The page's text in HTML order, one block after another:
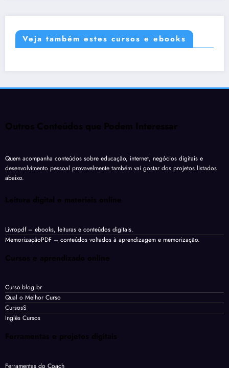
Veja também estes cursos e ebooks
Outros Conteúdos que Podem Interessar
Quem acompanha conteúdos sobre educação, internet, negócios digitais e
desenvolvimento pessoal provavelmente também vai gostar dos projetos listados
abaixo.
Leitura digital e materiais online
Livropdf– ebooks, leituras e conteúdos digitais.
MemorizaçãoPDF – conteúdos voltados à aprendizagem e memorização.
Cursos e aprendizado online
Curso.blog.br
Qual o Melhor Curso
CursosS
Inglês Cursos
Ferramentas e projetos digitais
Ferramentas do Coach